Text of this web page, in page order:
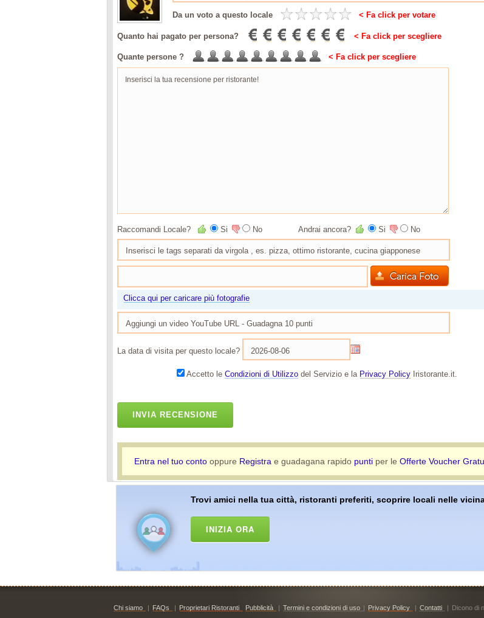
Da un voto a questo locale < Fa click per votare
Quanto hai pagato per persona? < Fa click per scegliere
Quante persone ? < Fa click per scegliere
Raccomandi Locale? Si No Andrai ancora? Si No
Clicca qui per caricare più fotografie
La data di visita per questo locale?
Accetto le Condizioni di Utilizzodel Servizio e la Privacy PolicyIristorante.it.
INVIA RECENSIONE
Entra nel tuo contooppure Registra e guadagana rapido puntiper le Offerte Voucher
Trovi amici nella tua città, ristoranti preferiti, scoprire locali nelle
INIZIA ORA
Chi siamo | FAQs | Proprietari Ristoranti Pubblicità | Termini e condizioni di uso | Privacy Policy | Contatti | Dicono di